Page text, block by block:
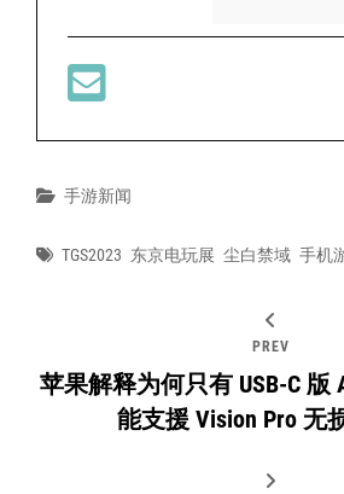
Categories
手游新闻
Tags
TGS2023 东京电玩展 尘白禁域 手机
PREV
苹果解释为何只有 USB-C 版
能支援 Vision Pro 无